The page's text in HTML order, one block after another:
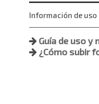
Información de uso
Guía de uso y
¿Cómo subir